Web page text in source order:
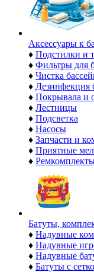
Аксессуары к
♦ Подстилки и
♦ Фильтры для
♦ Чистка
♦ Дезинфекция
♦ Покрывала и
♦ Лестницы
♦ Подсветка
♦ Насосы
♦ Запчасти и
♦ Приятные
♦
Батуты,
♦ Надувные
♦ Надувные
♦ Надувные
♦ Батуты с